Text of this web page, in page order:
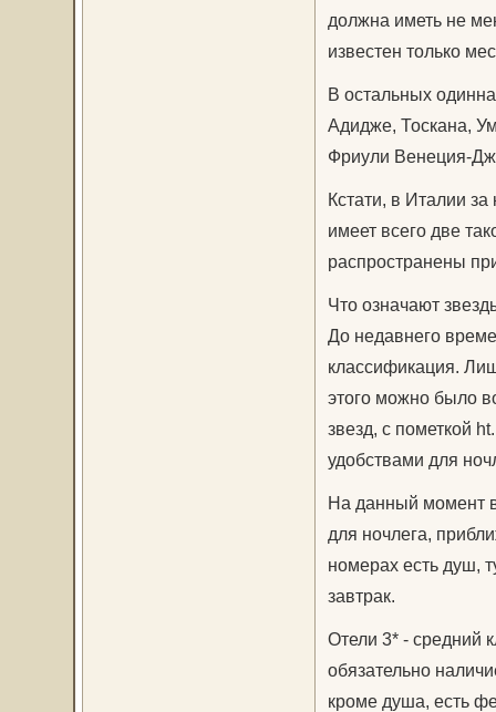
должна иметь не
известен только
В остальных
Адидже, Тоскана,
Фриули Венеция-
Кстати, в Италии за
имеет всего две
распространены
Что означают
До недавнего
классификация.
этого можно было
звезд, с пометкой
удобствами для
На данный момент
для ночлега,
номерах есть душ,
завтрак.
Отели 3* - средний
обязательно
кроме душа, есть